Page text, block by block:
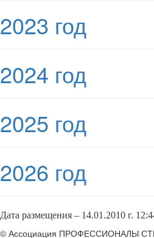
2023 год
2024 год
2025 год
2026 год
Дата размещения – 14.01.2010 г.
© Ассоциация ПРОФЕССИОНАЛЫ